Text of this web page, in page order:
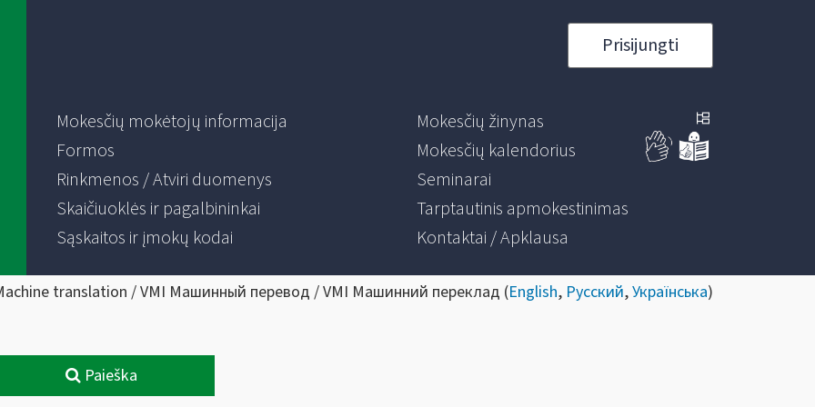
Prisijungti
Mokesčių mokėtojų informacija
Formos
Rinkmenos / Atviri duomenys
Skaičiuoklės ir pagalbininkai
Sąskaitos ir įmokų kodai
Mokesčių žinynas
Mokesčių kalendorius
Seminarai
Tarptautinis apmokestinimas
Kontaktai / Apklausa
translation / VMI Машинный перевод / VMI Машинний переклад (English, Русский,Українська)
Paieška